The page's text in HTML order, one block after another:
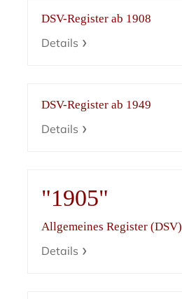
DSV-Register ab 1908
Details
DSV-Register ab 1949
Details
"1905"
Allgemeines Register (DSV)
Details